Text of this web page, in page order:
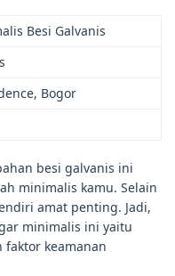
Besi Galvanis
Bogor
besi galvanis ini
minimalis kamu. Selain
amat penting. Jadi,
minimalis ini yaitu
keamanan